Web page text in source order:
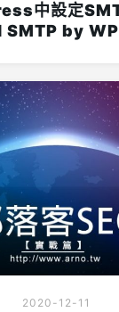
中設定
SMTP by
2020-12-11